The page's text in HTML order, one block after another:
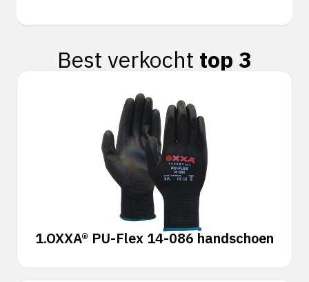
Best verkocht top 3
1.OXXA® PU-Flex 14-086 handschoen